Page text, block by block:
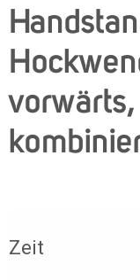
Zeit